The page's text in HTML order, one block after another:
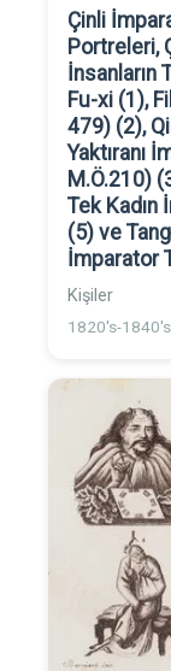
Çinli
Portreleri,
İnsanların
Fu-xi (1),
479) (2),
Yaktıranı
M.Ö.210)
Tek
(5) ve
İmparator
Kişiler
1820's-1840's